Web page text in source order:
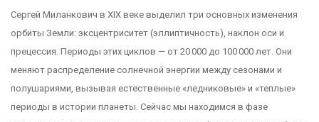
Сергей Миланкович в XIX веке выделил три основных изменения
орбиты Земли: эксцентриситет (эллиптичность), наклон оси и
прецессия. Периоды этих циклов — от 20 000 до 100 000 лет. Они
меняют распределение солнечной энергии между сезонами и
полушариями, вызывая естественные «ледниковые» и «теплые»
периоды в истории планеты. Сейчас мы находимся в фазе